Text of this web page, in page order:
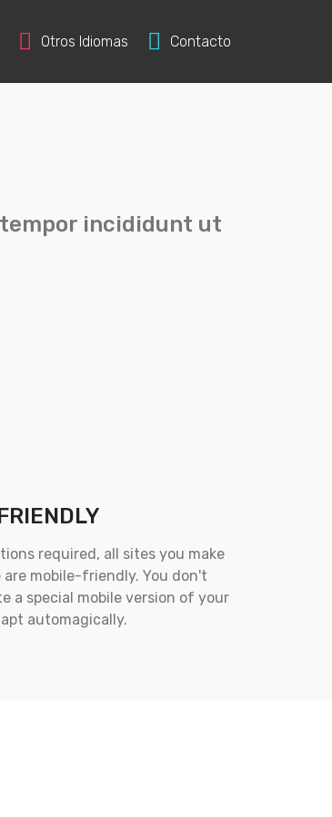
Otros Idiomas Contacto
incididunt ut
required, all sites you make
are mobile-friendly. You don't
a special mobile version of your
automagically.